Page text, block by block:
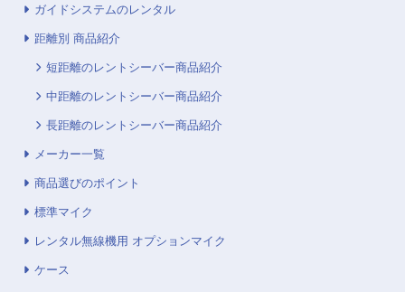
ガイドシステムのレンタル
距離別 商品紹介
短距離のレントシーバー商品紹介
中距離のレントシーバー商品紹介
長距離のレントシーバー商品紹介
メーカー一覧
商品選びのポイント
標準マイク
レンタル無線機用 オプションマイク
ケース